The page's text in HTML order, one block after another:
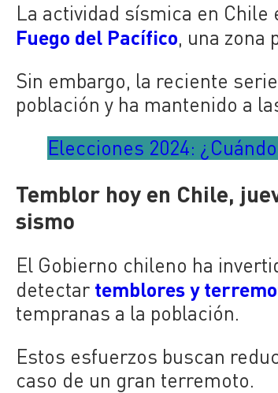
La actividad sísmica en
Fuego del Pacífico, una zona
Sin embargo, la reciente
población y ha mantenido a
Elecciones 2024:
Temblor hoy en Chile,
sismo
El Gobierno chileno ha
detectar temblores y
tempranas a la población.
Estos esfuerzos buscan
caso de un gran terremoto.